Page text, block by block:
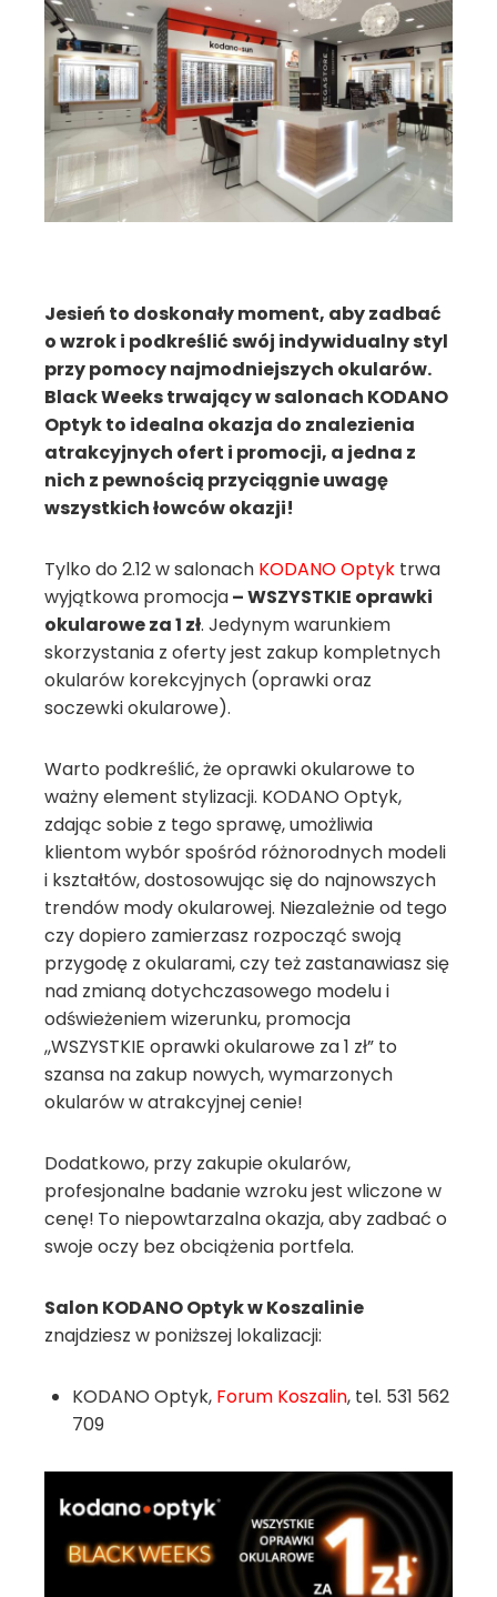
Jesień to doskonały moment, aby zadbać
o wzrok i podkreślić swój indywidualny styl
przy pomocy najmodniejszych okularów.
Black Weeks trwający w salonach KODANO
Optyk to idealna okazja do znalezienia
atrakcyjnych ofert i promocji, a jedna z
nich z pewnością przyciągnie uwagę
wszystkich łowców okazji!
Tylko do 2.12 w salonach KODANO Optyk trwa
wyjątkowa promocja– WSZYSTKIE oprawki
okularowe za 1 zł. Jedynym warunkiem
skorzystania z oferty jest zakup kompletnych
okularów korekcyjnych (oprawki oraz
soczewki okularowe).
Warto podkreślić, że oprawki okularowe to
ważny element stylizacji. KODANO Optyk,
zdając sobie z tego sprawę, umożliwia
klientom wybór spośród różnorodnych modeli
i kształtów, dostosowując się do najnowszych
trendów mody okularowej. Niezależnie od tego
czy dopiero zamierzasz rozpocząć swoją
przygodę z okularami, czy też zastanawiasz się
nad zmianą dotychczasowego modelu i
odświeżeniem wizerunku, promocja
,,WSZYSTKIE oprawki okularowe za 1 zł” to
szansa na zakup nowych, wymarzonych
okularów w atrakcyjnej cenie!
Dodatkowo, przy zakupie okularów,
profesjonalne badanie wzroku jest wliczone w
cenę! To niepowtarzalna okazja, aby zadbać o
swoje oczy bez obciążenia portfela.
Salon KODANO Optyk w Koszalinie
znajdziesz w poniższej lokalizacji:
KODANO Optyk, Forum Koszalin, tel. 531 562
709